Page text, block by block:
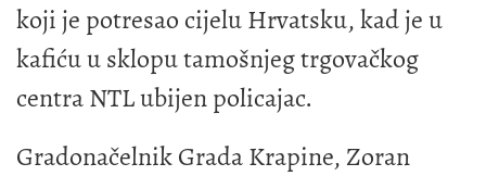
koji je potresao cijelu Hrvatsku, kad je u
kafiću u sklopu tamošnjeg trgovačkog
centra NTL ubijen policajac.
Gradonačelnik Grada Krapine, Zoran